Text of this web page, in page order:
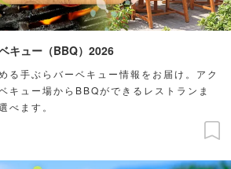
キュー（BBQ）2026
る手ぶらバーベキュー情報をお届け。アク
キュー場からBBQができるレストランま
べます。